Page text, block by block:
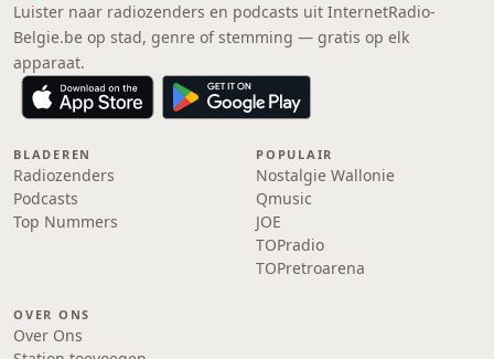
Luister naar radiozenders en podcasts uit InternetRadio-
Belgie.be op stad, genre of stemming — gratis op elk
apparaat.
BLADEREN
Radiozenders
Podcasts
Top Nummers
POPULAIR
Nostalgie Wallonie
Qmusic
JOE
TOPradio
TOPretroarena
OVER ONS
Over Ons